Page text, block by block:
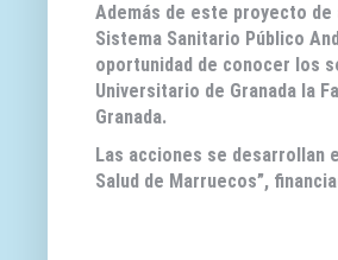
Además de este proyecto
Sistema Sanitario Público
oportunidad de conocer los
Universitario de Granada la
Granada.
Las acciones se desarrollan
Salud de Marruecos”,